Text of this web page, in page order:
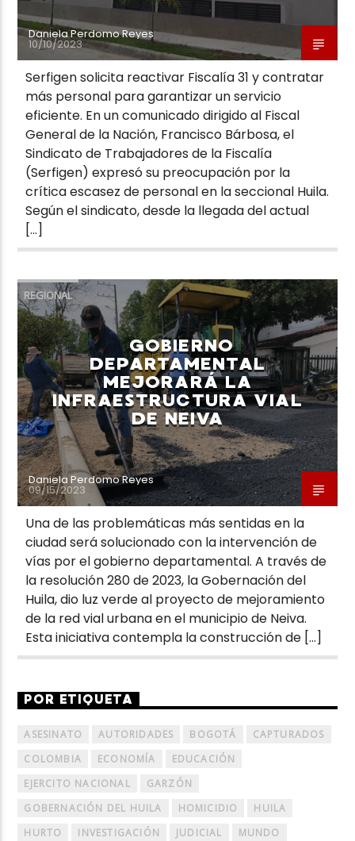
Daniela Perdomo Reyes
10/10/2023
Serfigen solicita reactivar Fiscalía 31 y contratar
más personal para garantizar un servicio
eficiente. En un comunicado dirigido al Fiscal
General de la Nación, Francisco Bárbosa, el
Sindicato de Trabajadores de la Fiscalía
(Serfigen) expresó su preocupación por la
crítica escasez de personal en la seccional Huila.
Según el sindicato, desde la llegada del actual
[…]
REGIONAL
GOBIERNO
DEPARTAMENTAL
MEJORARÁ LA
INFRAESTRUCTURA VIAL
DE NEIVA
Daniela Perdomo Reyes
09/15/2023
Una de las problemáticas más sentidas en la
ciudad será solucionado con la intervención de
vías por el gobierno departamental. A través de
la resolución 280 de 2023, la Gobernación del
Huila, dio luz verde al proyecto de mejoramiento
de la red vial urbana en el municipio de Neiva.
Esta iniciativa contempla la construcción de […]
POR ETIQUETA
ASESINATO AUTORIDADES BOGOTÁ
CAPTURADOS
COLOMBIA
ECONOMÍA
EDUCACIÓN
EJERCITO NACIONAL
GARZÓN
GOBERNACIÓN DEL HUILA
HOMICIDIO
HUILA
HURTO
INVESTIGACIÓN JUDICIAL
MUNDO